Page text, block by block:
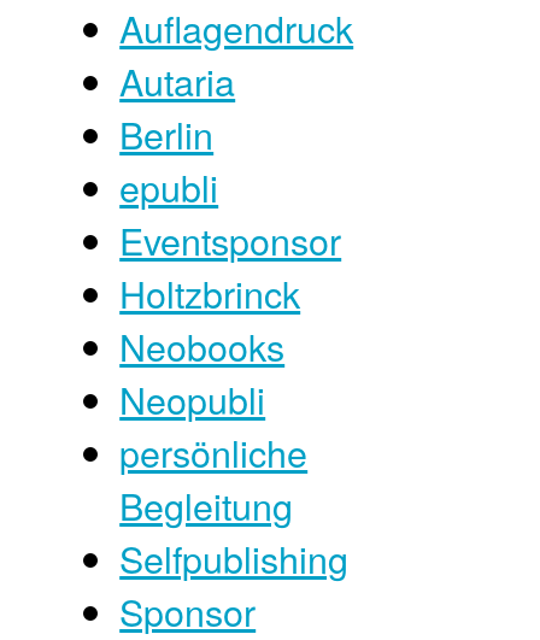
Auflagendruck
Autaria
Berlin
epubli
Eventsponsor
Holtzbrinck
Neobooks
Neopubli
persönliche
Begleitung
Selfpublishing
Sponsor